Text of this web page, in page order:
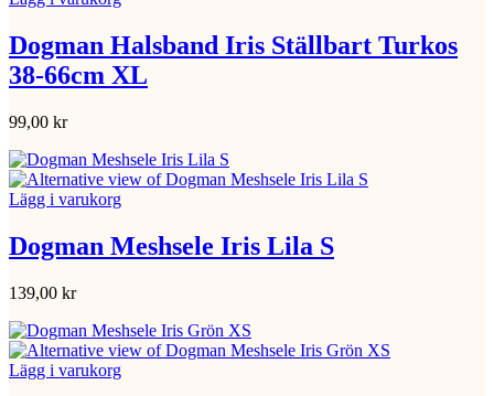
Dogman Halsband Iris Ställbart Turkos
38-66cm XL
99,00 kr
Lägg i varukorg
Dogman Meshsele Iris Lila S
139,00 kr
Lägg i varukorg